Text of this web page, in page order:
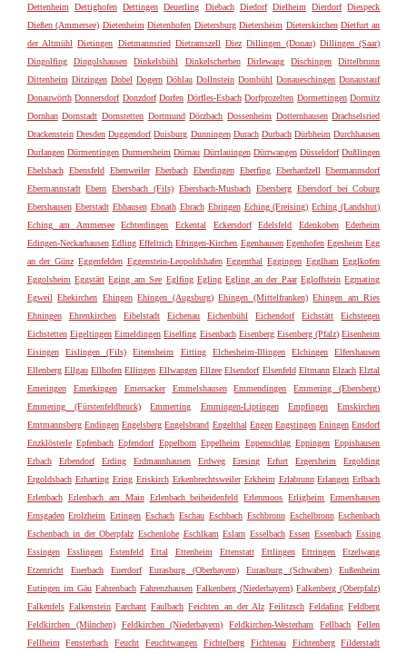
Dettenheim
Dettighofen Dettingen Deuerling Diebach Diedorf Dielheim Dierdorf Diespeck
Dießen (Ammersee) Dietenheim Dietenhofen Dietersburg Dietersheim Dieterskirchen Dietfurt an
der Altmühl Dietingen Dietmannsried Dietramszell Diez Dillingen (Donau) Dillingen (Saar)
Dingolfing
Dingolshausen Dinkelsbühl Dinkelscherben Dirlewang Dischingen
Dittelbrunn
Dittenheim Ditzingen Dobel Dogern Döhlau Dollnstein Dombühl Donaueschingen Donaustauf
Donauwörth Donnersdorf Donzdorf Dorfen Dörfles-Esbach Dorfprozelten Dormettingen Dormitz
Dornhan Dornstadt Dornstetten Dortmund Dörzbach Dossenheim Dotternhausen Drachselsried
Drackenstein Dresden Duggendorf Duisburg Dunningen Durach Durbach Dürbheim Durchhausen
Durlangen Dürmentingen Durmersheim Dürnau Dürrlauingen Dürrwangen Düsseldorf Dußlingen
Ebelsbach Ebensfeld Ebenweiler Eberbach Eberdingen Eberfing Eberhardzell Ebermannsdorf
Ebermannstadt Ebern Ebersbach (Fils) Ebersbach-Musbach Ebersberg Ebersdorf bei Coburg
Ebershausen Eberstadt Ebhausen Ebnath Ebrach Ebringen Eching (Freising) Eching (Landshut)
Eching am Ammersee
Echterdingen Eckental Eckersdorf Edelsfeld Edenkoben
Ederheim
Edingen-Neckarhausen Edling Effeltrich Efringen-Kirchen Egenhausen Egenhofen Egesheim Egg
an der Günz Eggenfelden Eggenstein-Leopoldshafen Eggenthal Eggingen Egglham Egglkofen
Eggolsheim Eggstätt Eging am See Eglfing Egling Egling an der Paar Egloffstein Egmating
Egweil Ehekirchen Ehingen Ehingen (Augsburg) Ehingen (Mittelfranken) Ehingen am Ries
Ehningen
Ehrenkirchen Eibelstadt Eichenau Eichenbühl Eichendorf Eichstätt
Eichstegen
Eichstetten Eigeltingen Eimeldingen Eiselfing Eisenbach Eisenberg Eisenberg (Pfalz) Eisenheim
Eisingen
Eislingen (Fils) Eitensheim Eitting Elchesheim-Illingen Elchingen
Elfershausen
Ellenberg Ellgau Ellhofen Ellingen Ellwangen Ellzee Elsendorf Elsenfeld Eltmann Elzach Elztal
Emeringen
Emerkingen Emersacker Emmelshausen Emmendingen
Emmering (Ebersberg)
Emmering (Fürstenfeldbruck)
Emmerting Emmingen-Liptingen Empfingen
Emskirchen
Emtmannsberg Endingen Engelsberg Engelsbrand Engelthal Engen Engstingen Eningen Ensdorf
Enzklösterle Epfenbach Epfendorf Eppelborn Eppelheim Eppenschlag Eppingen Eppishausen
Erbach
Erbendorf Erding Erdmannhausen Erdweg Eresing Erfurt Ergersheim
Ergolding
Ergoldsbach Erharting Ering Eriskirch Erkenbrechtsweiler Erkheim Erlabrunn Erlangen Erlbach
Erlenbach Erlenbach am Main Erlenbach beiheidenfeld Erlenmoos Erligheim
Ermershausen
Ernsgaden Erolzheim Ertingen Eschach Eschau Eschbach Eschbronn Eschelbronn Eschenbach
Eschenbach in der Oberpfalz Eschenlohe Eschlkam Eslarn Esselbach Essen Essenbach Essing
Essingen
Esslingen Estenfeld Ettal Ettenheim Ettenstatt Ettlingen Ettringen
Etzelwang
Etzenricht
Euerbach Euerdorf Eurasburg (Oberbayern) Eurasburg (Schwaben)
Eußenheim
Eutingen im Gäu Fahrenbach Fahrenzhausen Falkenberg (Niederbayern) Falkenberg (Oberpfalz)
Falkenfels Falkenstein Farchant Faulbach Feichten an der Alz Feilitzsch Feldafing Feldberg
Feldkirchen (München)
Feldkirchen (Niederbayern) Feldkirchen-Westerham Fellbach
Fellen
Fellheim
Fensterbach Feucht Feuchtwangen Fichtelberg Fichtenau Fichtenberg
Filderstadt